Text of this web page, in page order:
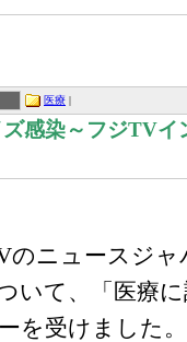
医療 |
感染～フジTVイ
のニュースジ
いて、「医療
を受けました。